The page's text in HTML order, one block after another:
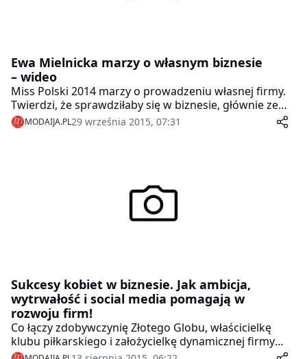
Ewa Mielnicka marzy o własnym biznesie
– wideo
Miss Polski 2014 marzy o prowadzeniu własnej firmy.
Twierdzi, że sprawdziłaby się w biznesie, głównie ze
względu na odziedziczony po przodkach twardy,
kurpiowski charakter. Ewa Mielnicka nie ma jeszcze
MODAIJA.PL29 września 2015, 07:31
Sukcesy kobiet w biznesie. Jak ambicja,
wytrwałość i social media pomagają w
rozwoju firm!
Co łączy zdobywczynię Złotego Globu, właścicielkę
klubu piłkarskiego i założycielkę dynamicznej firmy
odzieżowej? Każda z nich, mimo przeciwności losu,